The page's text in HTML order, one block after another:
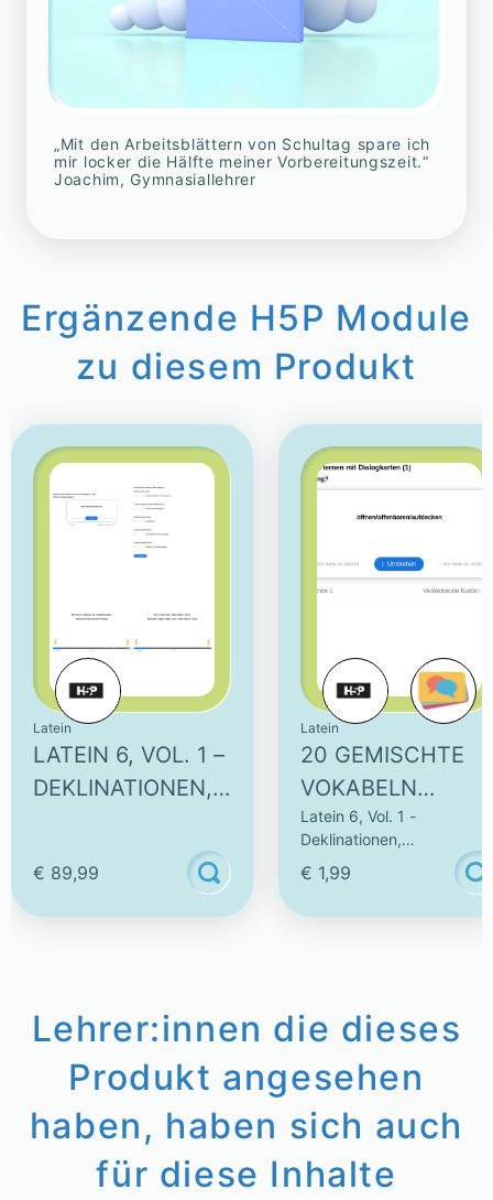
„Mit den Arbeitsblättern von Schultag spare ich
mir locker die Hälfte meiner Vorbereitungszeit.“
Joachim, Gymnasiallehrer
Ergänzende H5P Module
zu diesem Produkt
Latein
LATEIN 6, VOL. 1 –
DEKLINATIONEN,
INING & ZAHLEN
€ 89,99
Latein
20 GEMISCHTE
VOKABELN
LERNEN MIT
DIALOGKARTEN
(1)
Latein 6, Vol. 1 -
Deklinationen,
Wortschatztraining &
Zahlen
€ 1,99
Lehrer:innen die dieses
Produkt angesehen
haben, haben sich auch
für diese Inhalte